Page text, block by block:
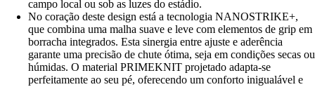
campo local ou sob as luzes do estádio.
No coração deste design está a tecnologia NANOSTRIKE+,
que combina uma malha suave e leve com elementos de grip em
borracha integrados. Esta sinergia entre ajuste e aderência
garante uma precisão de chute ótima, seja em condições secas ou
húmidas. O material PRIMEKNIT projetado adapta-se
perfeitamente ao seu pé, oferecendo um conforto inigualável e